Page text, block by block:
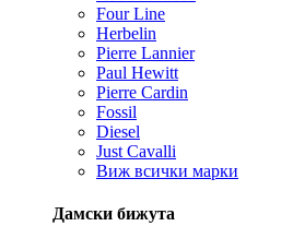
Four Line
Herbelin
Pierre Lannier
Paul Hewitt
Pierre Cardin
Fossil
Diesel
Just Cavalli
Виж всички марки
Дамски бижута